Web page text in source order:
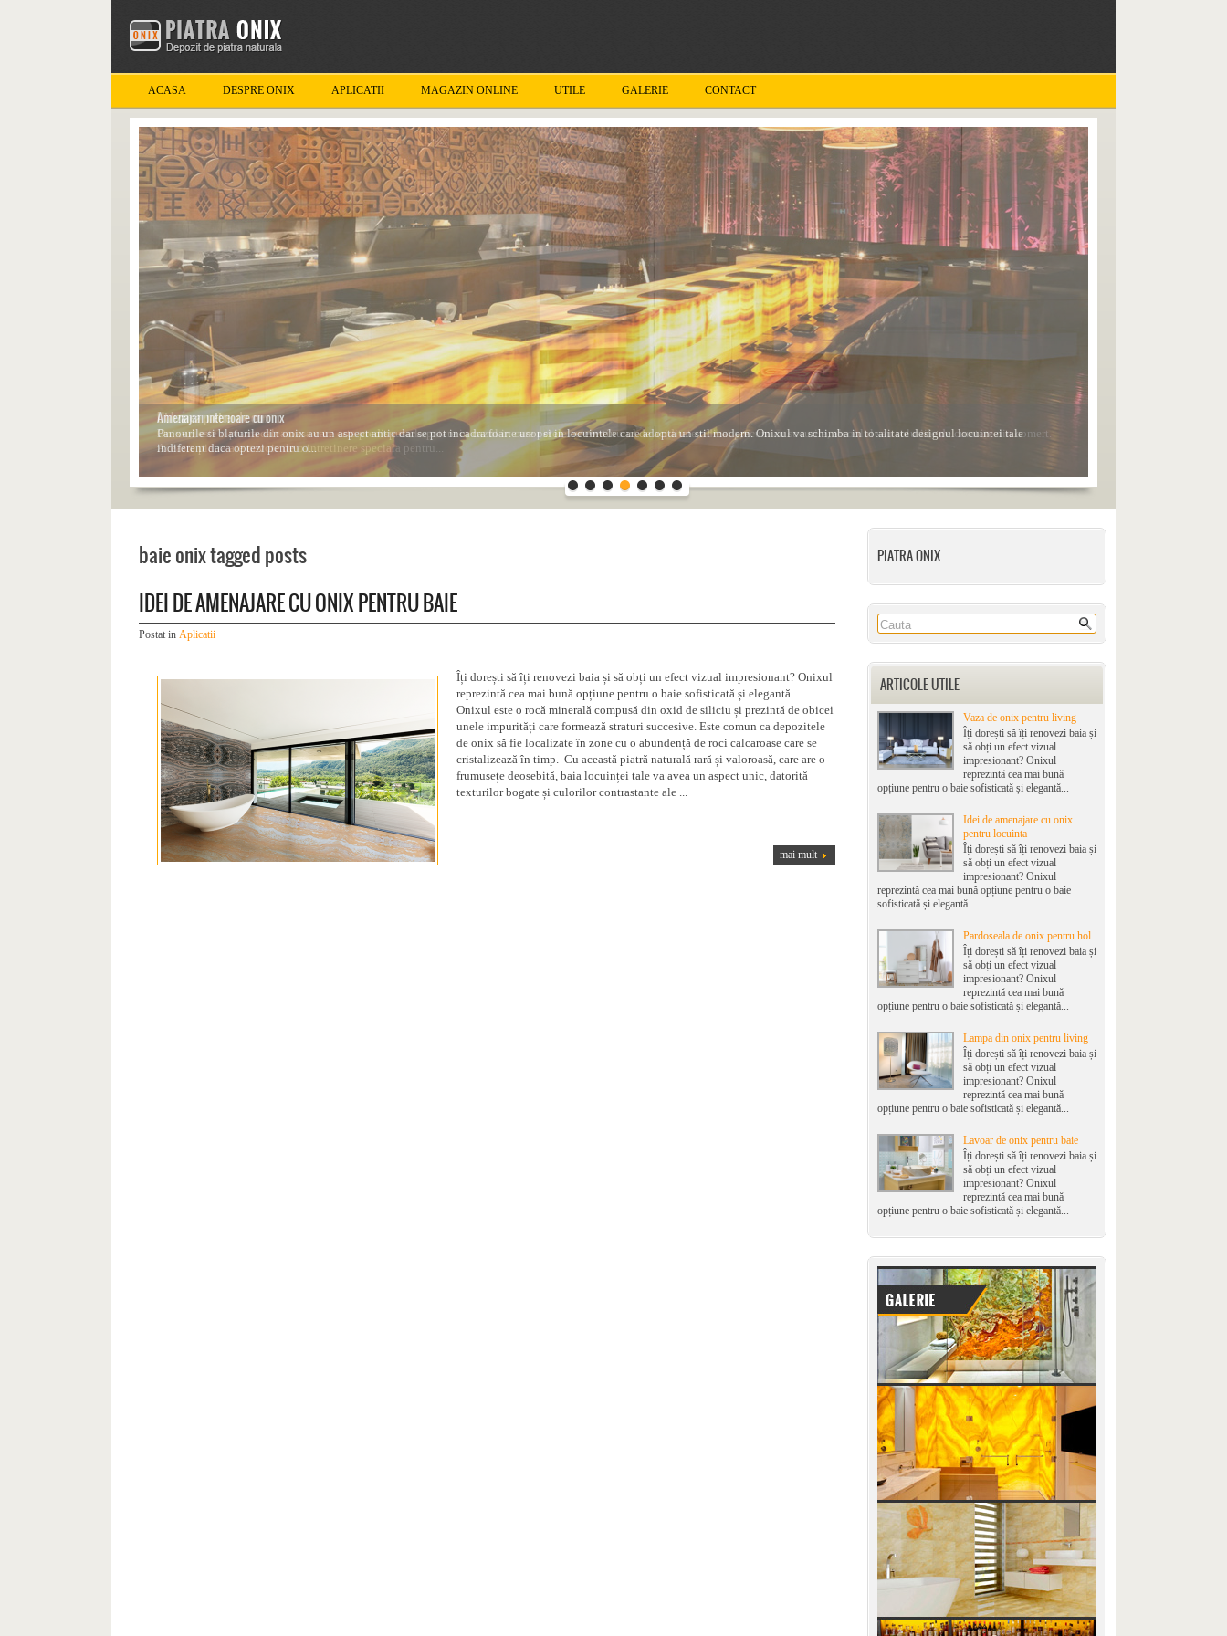
ACASA DESPRE ONIX APLICATII MAGAZIN ONLINE UTILE GALERIE CONTACT
Amenajari interioare cu onix
Panourile si blaturile din onix au un aspect antic dar se pot incadra foarte usor si in locuintele care adopta un stil modern. Onixul va schimba in totalitate designul locuintei tale
indiferent daca optezi pentru o...
2 3 4 5 6 7
PIATRA ONIX
ARTICOLE UTILE
Vaza de onix pentru living
Îți dorești să îți renovezi baia și
să obți un efect vizual
impresionant? Onixul
reprezintă cea mai bună
opțiune pentru o baie sofisticată și elegantă...
Idei de amenajare cu onix
pentru locuinta
Îți dorești să îți renovezi baia și
să obți un efect vizual
impresionant? Onixul
reprezintă cea mai bună opțiune pentru o baie
sofisticată și elegantă...
Pardoseala de onix pentru hol
Îți dorești să îți renovezi baia și
să obți un efect vizual
impresionant? Onixul
reprezintă cea mai bună
opțiune pentru o baie sofisticată și elegantă...
Lampa din onix pentru living
Îți dorești să îți renovezi baia și
să obți un efect vizual
impresionant? Onixul
reprezintă cea mai bună
opțiune pentru o baie sofisticată și elegantă...
Lavoar de onix pentru baie
Îți dorești să îți renovezi baia și
să obți un efect vizual
impresionant? Onixul
reprezintă cea mai bună
opțiune pentru o baie sofisticată și elegantă...
baie onix tagged posts
IDEI DE AMENAJARE CU ONIX PENTRU BAIE
Postat in Aplicatii
Îți dorești să îți renovezi baia și să obți un efect vizual impresionant? Onixul
reprezintă cea mai bună opțiune pentru o baie sofisticată și elegantă.
Onixul este o rocă minerală compusă din oxid de siliciu și prezintă de obicei
unele impurități care formează straturi succesive. Este comun ca depozitele
de onix să fie localizate în zone cu o abundență de roci calcaroase care se
cristalizează în timp. Cu această piatră naturală rară și valoroasă, care are o
frumusețe deosebită, baia locuinței tale va avea un aspect unic, datorită
texturilor bogate și culorilor contrastante ale ...
mai mult